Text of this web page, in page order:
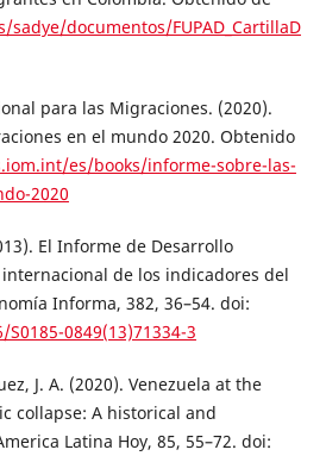
documentos/FUPAD_CartillaD
para las Migraciones. (2020).
en el mundo 2020. Obtenido
es/books/informe-sobre-las-
2020
El Informe de Desarrollo
de los indicadores del
Informa, 382, 36–54. doi:
0849(13)71334-3
J. A. (2020). Venezuela at the
collapse: A historical and
Latina Hoy, 85, 55–72. doi: